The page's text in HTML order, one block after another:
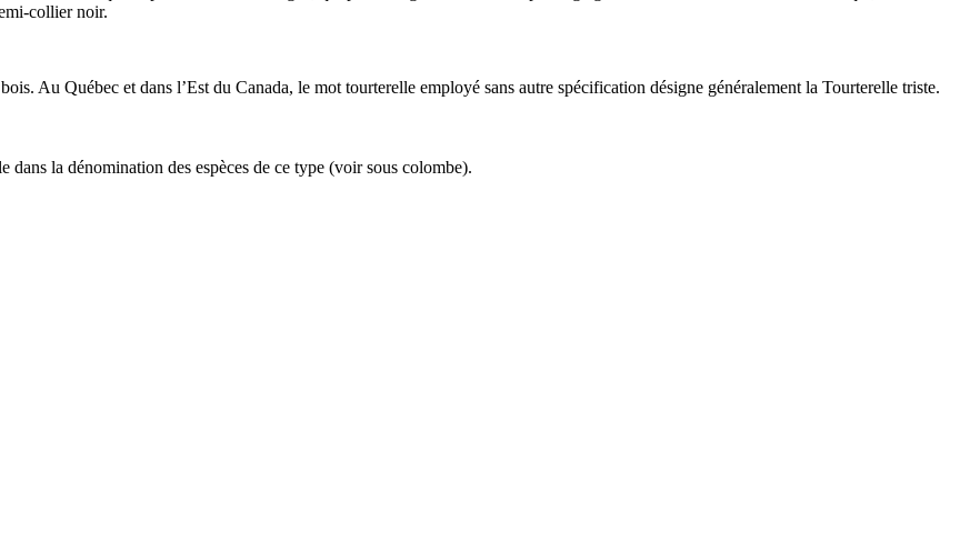
collier noir.
Au Québec et dans l’Est du Canada, le mottourterelle employé sans autre spécification désigne généralement la Tourterelle triste.
dans la dénomination des espèces de ce type (voir sous colombe).